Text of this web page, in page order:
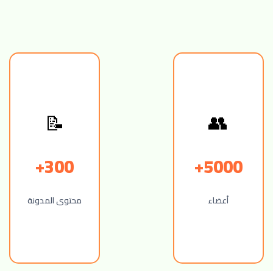
👥
5000+
أعضاء
📝
300+
محتوى المدونة